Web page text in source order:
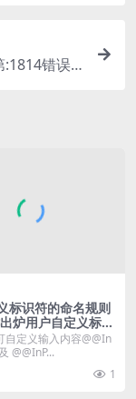
:1814错误
标识符的命名规则
炉用户自定义标识
自定义输入内容@@In
@@InP...
1